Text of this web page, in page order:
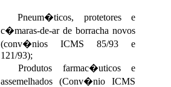
Pneum�ticos, protetores e
c�maras-de-ar de borracha novos
(conv�nios ICMS 85/93 e
121/93);
Produtos farmac�uticos e
assemelhados (Conv�nio ICMS